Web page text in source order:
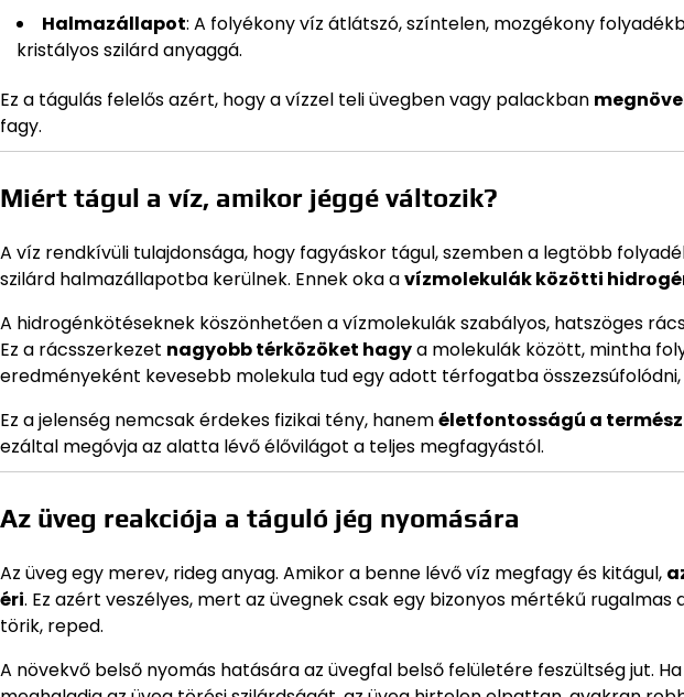
Halmazállapot: A folyékony víz átlátszó, színtelen, mozgékony
kristályos szilárd anyaggá.
Ez a tágulás felelős azért, hogy a vízzel teli üvegben vagy palackban
fagy.
Miért tágul a víz, amikor jéggé változik?
A víz rendkívüli tulajdonsága, hogy fagyáskor tágul, szemben a legtöbb
szilárd halmazállapotba kerülnek. Ennek oka avízmolekulák közötti
A hidrogénkötéseknek köszönhetően a vízmolekulák szabályos, hatszöges
Ez a rácsszerkezet nagyobb térközöket hagya molekulák között, mintha
eredményeként kevesebb molekula tud egy adott térfogatba
Ez a jelenség nemcsak érdekes fizikai tény, haneméletfontosságú a
ezáltal megóvja az alatta lévő élővilágot a teljes megfagyástól.
Az üveg reakciója a táguló jég nyomására
Az üveg egy merev, rideg anyag. Amikor a benne lévő víz megfagy és kitágul,
éri. Ez azért veszélyes, mert az üvegnek csak egy bizonyos mértékű
törik, reped.
A növekvő belső nyomás hatására az üvegfal belső felületére feszültség jut.